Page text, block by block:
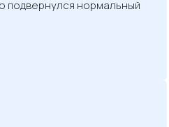
подвернулся нормальный